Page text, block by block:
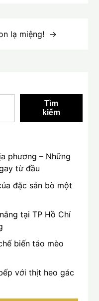
lạ miệng!
Tìm
kiếm
phương – Những
từ đầu
đặc sản bò một
tại TP Hồ Chí
biến táo mèo
với thịt heo gác